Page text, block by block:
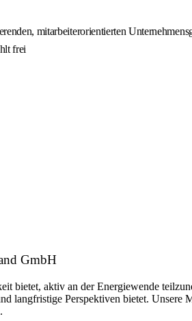
mitarbeiterorientierten
frei
GmbH
aktiv an der Energiewende
Perspektiven bietet. Unsere